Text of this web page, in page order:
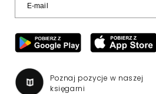
Poznaj pozycje w naszej
księgarni